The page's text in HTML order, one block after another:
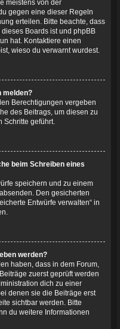
meistens von der
gegen eine dieser Regeln
erteilen. Bitte beachte, dass
Boards ist und phpBB
hat. Kontaktiere einen
wieso du verwarnt wurdest.
melden?
Berechtigungen vergeben
des Beitrags, um diesen zu
Schritte geführt.
beim Schreiben eines
speichern und zu einem
Den gesicherten
Entwürfe verwalten“ in
werden?
haben, dass in dem Forum,
zuerst geprüft werden
dich zu einer
denen sie die Beiträge erst
sichtbar werden. Bitte
du weitere Informationen